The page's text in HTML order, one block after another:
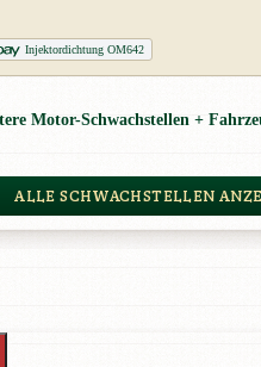
Injektordichtung OM642
Motor-Schwachstellen +
ALLE SCHWACHSTELLEN